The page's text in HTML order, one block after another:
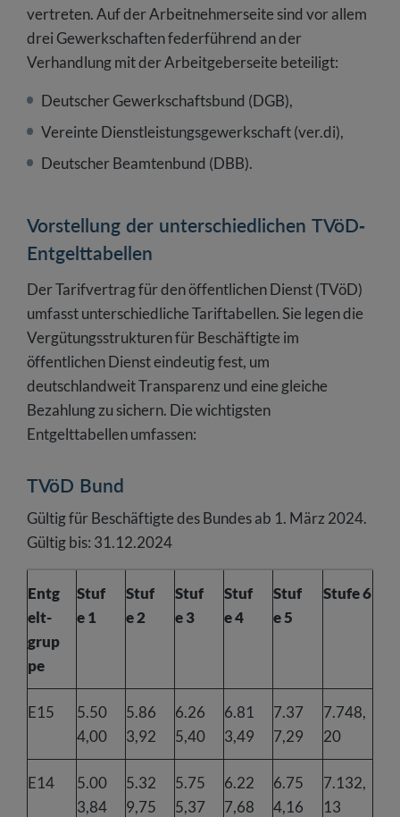
vertreten. Auf der Arbeitnehmerseite sind vor allem
drei Gewerkschaften federführend an der
Verhandlung mit der Arbeitgeberseite beteiligt:
Deutscher Gewerkschaftsbund (DGB),
Vereinte Dienstleistungsgewerkschaft (ver.di),
Deutscher Beamtenbund (DBB).
Vorstellung der unterschiedlichen TVöD-
Entgelttabellen
Der Tarifvertrag für den öffentlichen Dienst (TVöD)
umfasst unterschiedliche Tariftabellen. Sie legen die
Vergütungsstrukturen für Beschäftigte im
öffentlichen Dienst eindeutig fest, um
deutschlandweit Transparenz und eine gleiche
Bezahlung zu sichern. Die wichtigsten
Entgelttabellen umfassen:
TVöD Bund
Gültig für Beschäftigte des Bundes ab 1. März 2024.
Gültig bis: 31.12.2024
Entg
elt-
grup
pe
Stuf
e 1
Stuf
e 2
Stuf
e 3
Stuf
e 4
Stuf
e 5
Stufe 6
E15
5.50
4,00
5.86
3,92
6.26
5,40
6.81
3,49
7.37
7,29
7.748,
20
E14
5.00
3,84
5.32
9,75
5.75
5,37
6.22
7,68
6.75
4,16
7.132,
13